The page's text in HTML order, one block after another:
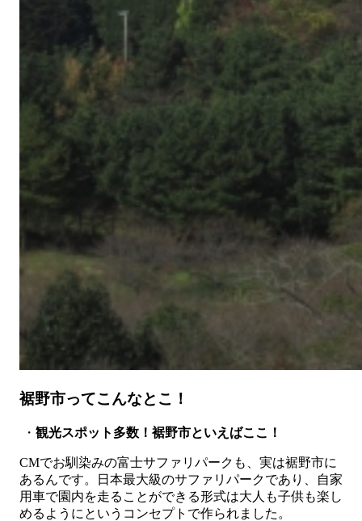
裾野市ってこんなとこ！
・ 観光スポット多数！裾野市といえばここ！
CMでお馴染みの富士サファリパークも、実は裾野市に
あるんです。日本最大級のサファリパークであり、自家
用車で園内を走ることができる形式は大人も子供も楽し
めるようにというコンセプトで作られました。